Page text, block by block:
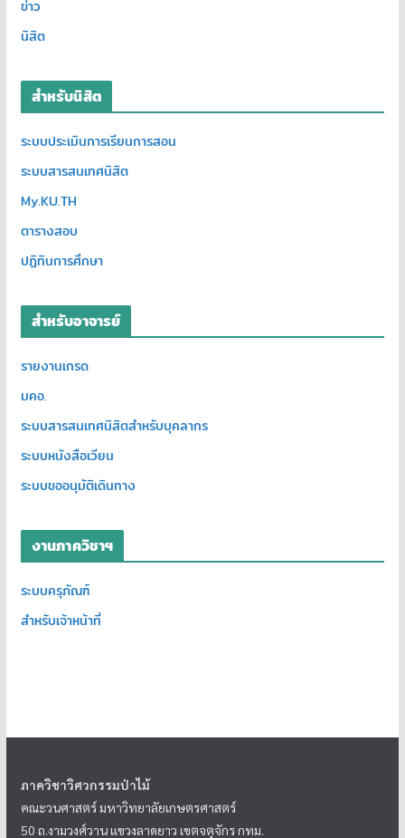
ข่าว
นิสิต
สำหรับนิสิต
ระบบประเมินการเรียนการสอน
ระบบสารสนเทศนิสิต
My.KU.TH
ตารางสอบ
ปฏิทินการศึกษา
สำหรับอาจารย์
รายงานเกรด
มคอ.
ระบบสารสนเทศนิสิตสำหรับบุคลากร
ระบบหนังสือเวียน
ระบบขออนุมัติเดินทาง
งานภาควิชาฯ
ระบบครุภัณฑ์
สำหรับเจ้าหน้าที่
ภาควิชาวิศวกรรมป่าไม้
คณะวนศาสตร์ มหาวิทยาลัยเกษตรศาสตร์
50 ถ.งามวงศ์วาน แขวงลาดยาว เขตจตุจักร กทม.